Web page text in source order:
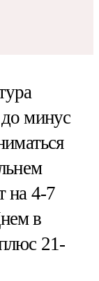
минус
на 4-7
в
21-